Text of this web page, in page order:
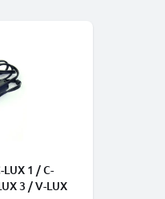
LUX 1 / C-
3 / V-LUX